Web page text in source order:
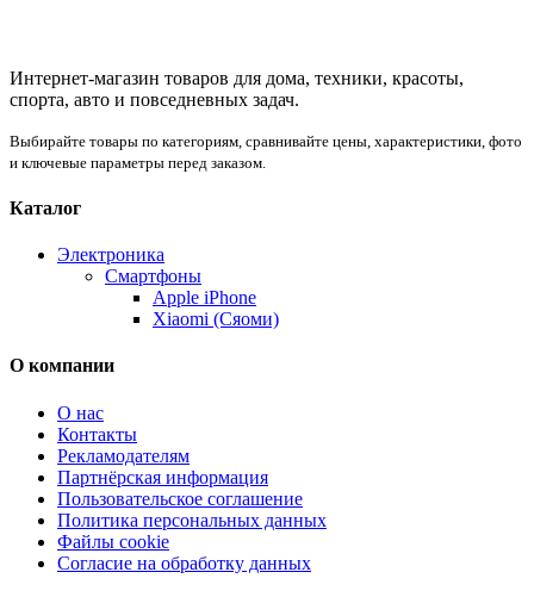
Интернет-магазин товаров для дома, техники, красоты,
спорта, авто и повседневных задач.
Выбирайте товары по категориям, сравнивайте цены, характеристики, фото
и ключевые параметры перед заказом.
Каталог
Электроника
Смартфоны
Apple iPhone
Xiaomi (Сяоми)
О компании
О нас
Контакты
Рекламодателям
Партнёрская информация
Пользовательское соглашение
Политика персональных данных
Файлы cookie
Согласие на обработку данных